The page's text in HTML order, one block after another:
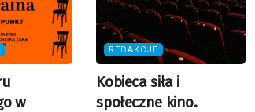
w
REDAKCJE
Kobieca siła i
społeczne kino.